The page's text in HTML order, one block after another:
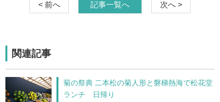
< 前へ 記事一覧へ 次へ >
関連記事
菊の祭典 二本松の菊人形と磐梯熱海で松花堂
ランチ 日帰り